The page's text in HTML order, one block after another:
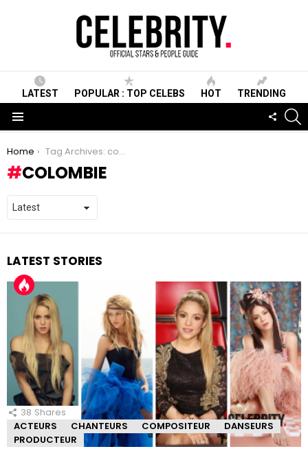
LATEST POPULAR : TOP CELEBS HOT TRENDING
You are here:
Home Tag Archives: colombie
COLOMBIE
LATEST STORIES
38 Shares
ACTEURS
CHANTEURS COMPOSITEUR
DANSEURS
PRODUCTEUR